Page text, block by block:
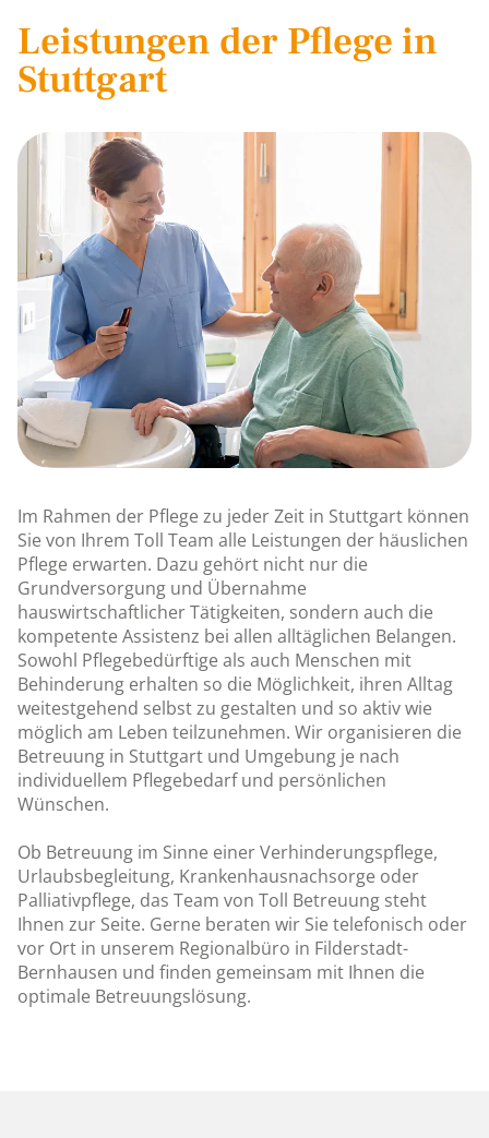
Leistungen der Pflege in
Stuttgart
Im Rahmen der Pflege zu jeder Zeit in Stuttgart können
Sie von Ihrem Toll Team alle Leistungen der häuslichen
Pflege erwarten. Dazu gehört nicht nur die
Grundversorgung und Übernahme
hauswirtschaftlicher Tätigkeiten, sondern auch die
kompetente Assistenz bei allen alltäglichen Belangen.
Sowohl Pflegebedürftige als auch Menschen mit
Behinderung erhalten so die Möglichkeit, ihren Alltag
weitestgehend selbst zu gestalten und so aktiv wie
möglich am Leben teilzunehmen. Wir organisieren die
Betreuung in Stuttgart und Umgebung je nach
individuellem Pflegebedarf und persönlichen
Wünschen.
Ob Betreuung im Sinne einer Verhinderungspflege,
Urlaubsbegleitung, Krankenhausnachsorge oder
Palliativpflege, das Team von Toll Betreuung steht
Ihnen zur Seite. Gerne beraten wir Sie telefonisch oder
vor Ort in unserem Regionalbüro in Filderstadt-
Bernhausen und finden gemeinsam mit Ihnen die
optimale Betreuungslösung.